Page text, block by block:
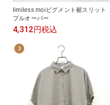
limiless moiピグメント裾スリット
プルオーバー
4,312円税込
3